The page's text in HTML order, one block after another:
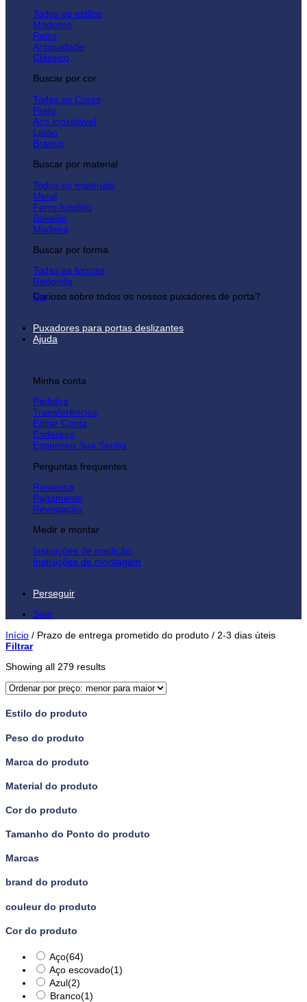
Todos os estilos
Moderno
Retro
Antiquidade
Clássico
Buscar por cor
Todas as Cores
Preto
Aço Inoxidável
Latão
Branco
Buscar por material
Todos os materiais
Metal
Ferro fundido
Bakelite
Madeira
Buscar por forma
Todas as formas
Redonda
Curioso sobre todos os nossos puxadores de porta?
Ver
Puxadores para portas deslizantes
Ajuda
Minha conta
Pedidos
Transferências
Editar Conta
Endereço
Esqueceu Sua Senha
Perguntas frequentes
Remessa
Pagamento
Revogação
Medir e montar
Instruções de medição
Instruções de montagem
Perseguir
Sale
Início / Prazo de entrega prometido do produto / 2-3 dias úteis
Filtrar
Showing all 279 results
Estilo do produto
Peso do produto
Marca do produto
Material do produto
Cor do produto
Tamanho do Ponto do produto
Marcas
brand do produto
couleur do produto
Cor do produto
Aço(64)
Aço escovado(1)
Azul(2)
Branco(1)